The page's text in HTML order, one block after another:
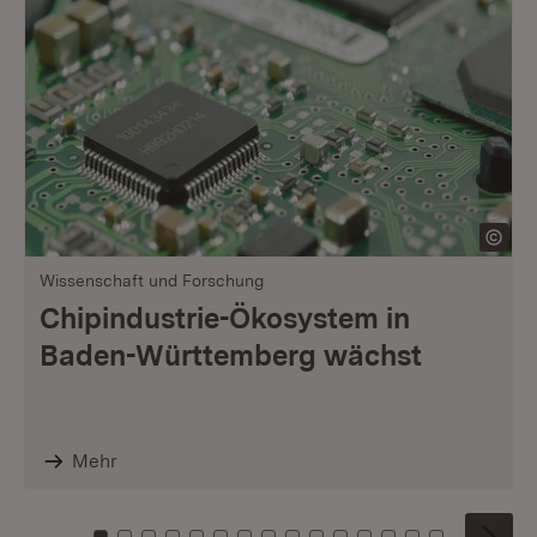
Wissenschaft und Forschung
Chipindustrie-Ökosystem in
Baden-Württemberg wächst
Mehr